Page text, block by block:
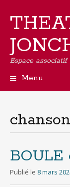
Espace
Menu
principal
BOULE
Publié le 8 mars